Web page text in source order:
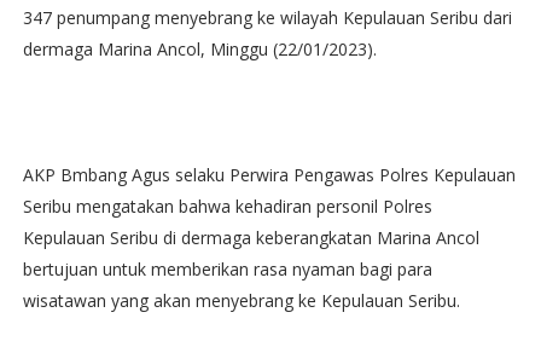
347 penumpang menyebrang ke wilayah Kepulauan Seribu dari
dermaga Marina Ancol, Minggu (22/01/2023).
AKP Bmbang Agus selaku Perwira Pengawas Polres Kepulauan
Seribu mengatakan bahwa kehadiran personil Polres
Kepulauan Seribu di dermaga keberangkatan Marina Ancol
bertujuan untuk memberikan rasa nyaman bagi para
wisatawan yang akan menyebrang ke Kepulauan Seribu.